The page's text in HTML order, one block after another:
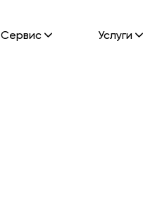
Cервис Услуги